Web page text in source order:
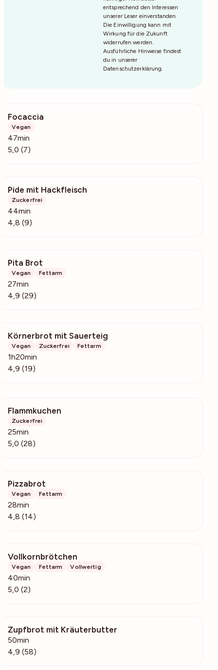
entsprechend den Interessen
unserer Leser einverstanden.
Die Einwilligung kann mit
Wirkung für die Zukunft
widerrufen werden.
Ausführliche Hinweise findest
du in unserer
Datenschutzerklärung.
Focaccia
Vegan
47min
5,0 (7)
Pide mit Hackfleisch
Zuckerfrei
44min
4,8 (9)
Pita Brot
Vegan Fettarm
27min
4,9 (29)
Körnerbrot mit Sauerteig
Vegan Zuckerfrei Fettarm
1h20min
4,9 (19)
Flammkuchen
Zuckerfrei
25min
5,0 (28)
Pizzabrot
Vegan Fettarm
28min
4,8 (14)
Vollkornbrötchen
Vegan Fettarm Vollwertig
40min
5,0 (2)
Zupfbrot mit Kräuterbutter
50min
4,9 (58)